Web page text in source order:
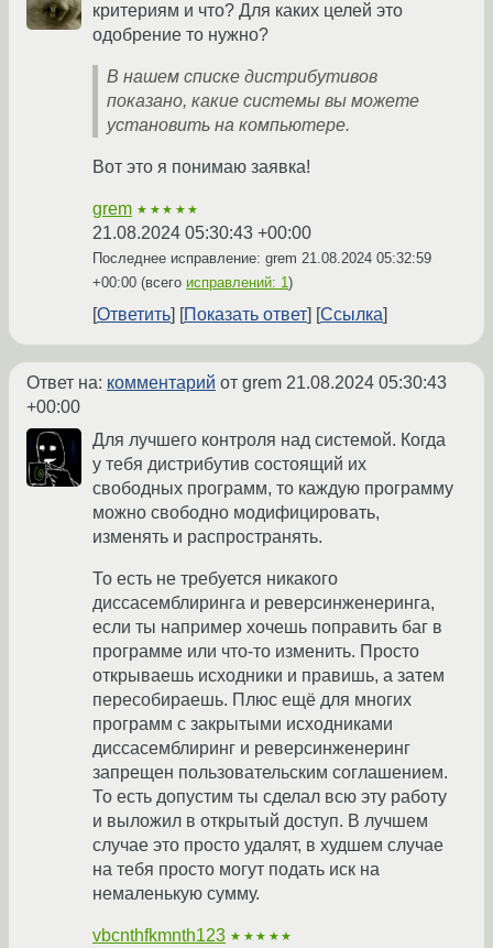
критериям и что? Для каких целей это
одобрение то нужно?
В нашем списке дистрибутивов
показано, какие системы вы можете
установить на компьютере.
Вот это я понимаю заявка!
grem ★★★★★
21.08.2024 05:30:43 +00:00
Последнее исправление: grem 21.08.2024 05:32:59
+00:00 (всего исправлений: 1 )
Ответить Показать ответ Ссылка
Ответ на: комментарий от grem 21.08.2024 05:30:43
+00:00
Для лучшего контроля над системой. Когда
у тебя дистрибутив состоящий их
свободных программ, то каждую программу
можно свободно модифицировать,
изменять и распространять.
То есть не требуется никакого
диссасемблиринга и реверсинженеринга,
если ты например хочешь поправить баг в
программе или что-то изменить. Просто
открываешь исходники и правишь, а затем
пересобираешь. Плюс ещё для многих
программ с закрытыми исходниками
диссасемблиринг и реверсинженеринг
запрещен пользовательским соглашением.
То есть допустим ты сделал всю эту работу
и выложил в открытый доступ. В лучшем
случае это просто удалят, в худшем случае
на тебя просто могут подать иск на
немаленькую сумму.
vbcnthfkmnth123 ★★★★★